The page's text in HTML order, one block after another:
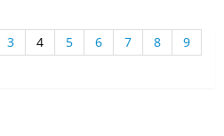
3 4 5 6 7 8
9